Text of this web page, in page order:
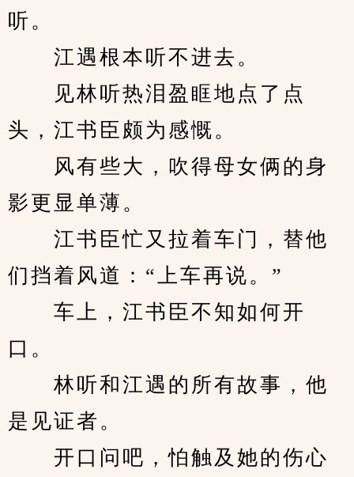
听。
江遇根本听不进去。
见林听热泪盈眶地点了点
头，江书臣颇为感慨。
风有些大，吹得母女俩的身
影更显单薄。
江书臣忙又拉着车门，替他
们挡着风道：“上车再说。”
车上，江书臣不知如何开
口。
林听和江遇的所有故事，他
是见证者。
开口问吧，怕触及她的伤心